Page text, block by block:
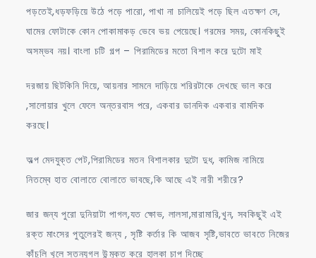
পড়তেই,ধড়ফড়িয়ে উঠে পড়ে পারো, পাখা না চালিয়েই পড়ে ছিল এতক্ষণ সে,
ঘামের ফোটাকে কোন পোকামাকড় ভেবে ভয় পেয়েছে। গরমের সময়, কোনকিছুই
অসম্ভব নয়। বাংলা চটি গল্প – পিরামিডের মতো বিশাল করে দুটো মাই
দরজায় ছিটকিনি দিয়ে, আয়নার সামনে দাড়িয়ে শরিরটাকে দেখছে ভাল করে
,সালোয়ার খুলে ফেলে অন্তরবাস পরে, একবার ডানদিক একবার বামদিক
করছে।
অল্প মেদযুক্ত পেট,পিরামিডের মতন বিশালকার দুটো দুধ, কামিজ নামিয়ে
নিতম্বে হাত বোলাতে বোলাতে ভাবছে,কি আছে এই নারী শরীরে?
জার জন্য পুরো দুনিয়াটা পাগল,যত ক্ষোভ, লালসা,মারামারি,খুন, সবকিছুই এই
রক্ত মাংসের পুতুলেরই জন্য , সৃষ্টি কর্তার কি আজব সৃষ্টি,ভাবতে ভাবতে নিজের
কাঁচুলি খুলে স্তনযুগল উন্মুক্ত করে হালকা চাপ দিচ্ছে